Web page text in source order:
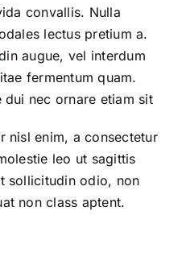
convallis. Nulla
lectus pretium a.
augue, vel interdum
fermentum quam.
nec ornare etiam sit
nisl enim, a consectetur
leo ut sagittis
sollicitudin odio, non
non class aptent.